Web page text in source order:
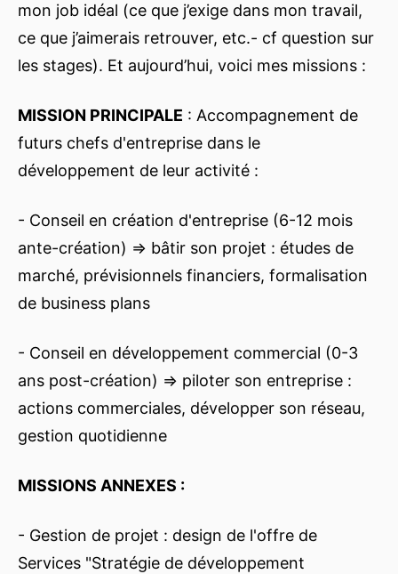
mon job idéal (ce que j’exige dans mon travail,
ce que j’aimerais retrouver, etc.- cf question sur
les stages). Et aujourd’hui, voici mes missions :
MISSION PRINCIPALE : Accompagnement de
futurs chefs d'entreprise dans le
développement de leur activité :
- Conseil en création d'entreprise (6-12 mois
ante-création) => bâtir son projet : études de
marché, prévisionnels financiers, formalisation
de business plans
- Conseil en développement commercial (0-3
ans post-création) => piloter son entreprise :
actions commerciales, développer son réseau,
gestion quotidienne
MISSIONS ANNEXES :
- Gestion de projet : design de l'offre de
Services "Stratégie de développement